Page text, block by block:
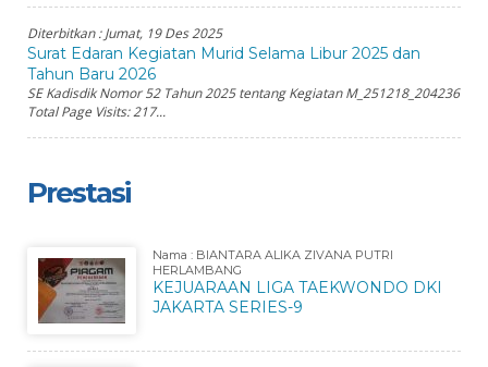
Diterbitkan :Jumat, 19 Des 2025
Surat Edaran Kegiatan Murid Selama Libur 2025 dan
Tahun Baru 2026
SE Kadisdik Nomor 52 Tahun 2025 tentang Kegiatan M_251218_204236
Total Page Visits: 217...
Prestasi
Nama : BIANTARA ALIKA ZIVANA PUTRI
HERLAMBANG
KEJUARAAN LIGA TAEKWONDO DKI
JAKARTA SERIES-9